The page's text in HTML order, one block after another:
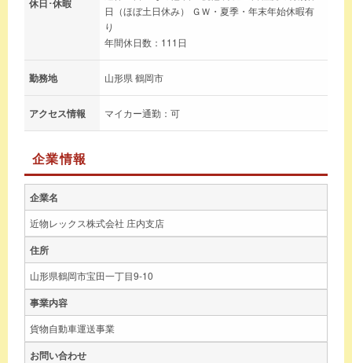
日（ほぼ土日休み） ＧＷ・夏季・年末年始休暇有
り
年間休日数：111日
勤務地 山形県 鶴岡市
アクセス情報 マイカー通勤：可
企業情報
企業名
近物レックス株式会社 庄内支店
住所
山形県鶴岡市宝田一丁目9-10
事業内容
貨物自動車運送事業
お問い合わせ